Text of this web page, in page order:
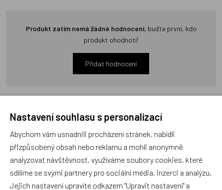
Produkt zatím nemá žádné hodnocení, buďte první, kdo
produkt ohodnotí!
Přidat hodnocení
Zboží se stejným motivem
Team CODA 24017 B
Nastavení souhlasu s personalizací
Abychom vám usnadnili procházení stránek, nabídli
přizpůsobený obsah nebo reklamu a mohli anonymně
analyzovat návštěvnost, využíváme soubory cookies, které
sdílíme se svými partnery pro sociální média, inzerci a analýzu.
Jejich nastavení upravíte odkazem "Upravit nastavení" a